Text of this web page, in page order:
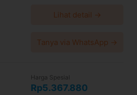
Lihat detail →
Tanya via WhatsApp →
Harga Spesial
Rp5.367.880